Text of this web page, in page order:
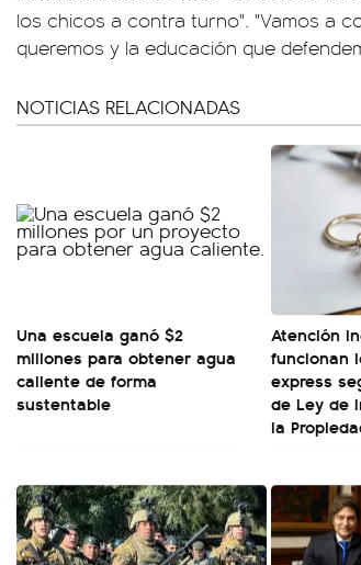
los chicos a contra turno". "Vamos a
queremos y la educación que
NOTICIAS RELACIONADAS
Una escuela ganó $2
millones para obtener agua
caliente de forma
sustentable
Atención
funcionan
express
de Ley de
la